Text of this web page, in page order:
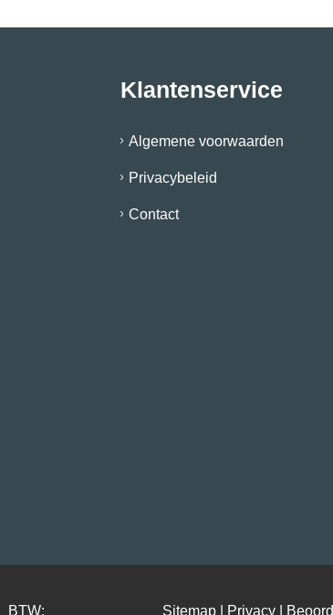
Klantenservice
Algemene voorwaarden
Privacybeleid
Contact
Sitemap| Privacy|